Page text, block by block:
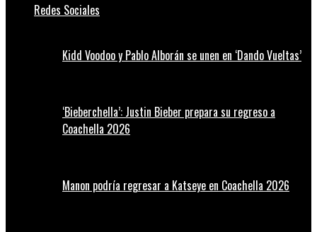
Redes Sociales
Kidd Voodoo y Pablo Alborán se unen en ‘Dando Vueltas’
‘Bieberchella’: Justin Bieber prepara su regreso a
Coachella 2026
Manon podría regresar a Katseye en Coachella 2026